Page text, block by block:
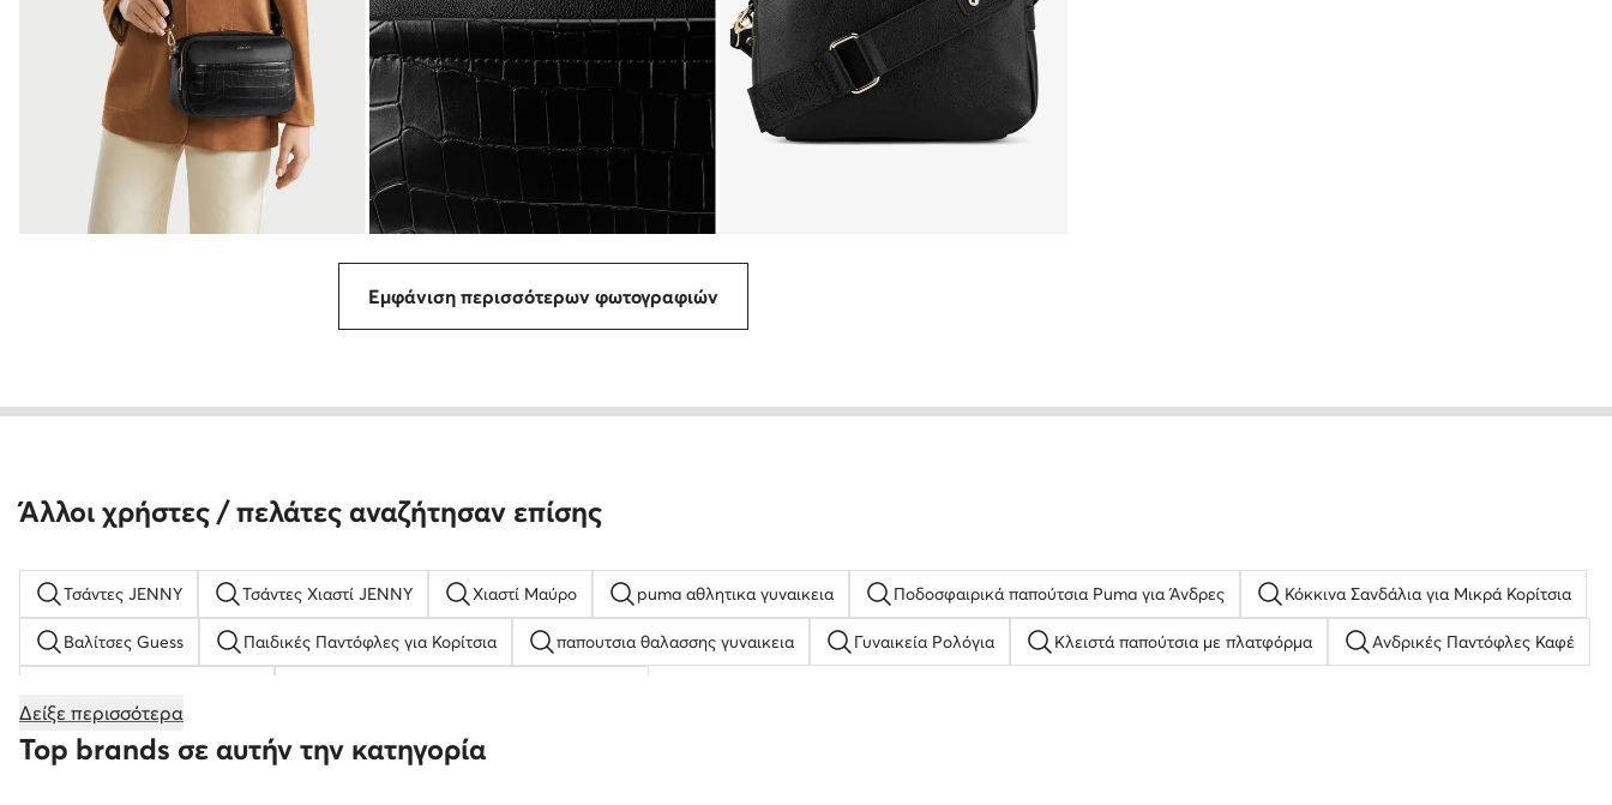
Εμφάνιση περισσότερων φωτογραφιών
Άλλοι χρήστες / πελάτες αναζήτησαν επίσης
Τσάντες JENNY Τσάντες Χιαστί JENNY Χιαστί Μαύρο puma αθλητικα γυναικεια Ποδοσφαιρικά παπούτσια Puma για Άνδρες Κόκκινα Σανδάλια για Μικρά Κορίτσια
Βαλίτσες Guess Παιδικές Παντόφλες για Κορίτσια παπουτσια θαλασσης γυναικεια Γυναικεία Ρολόγια Κλειστά παπούτσια με πλατφόρμα Ανδρικές Παντόφλες Καφέ
Γυναικείες Σαγιονάρες
Δείξε περισσότερα
Top brands σε αυτήν την κατηγορία